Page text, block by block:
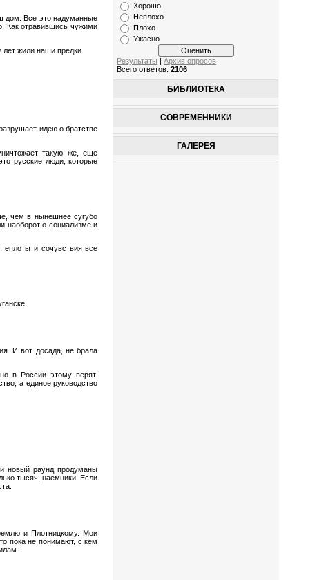
дом. Все это надуманные
Как отравившись чужими
жили наши предки.
идею о братстве
такую же, еще
русские люди, которые
чем в нынешнее сугубо
наоборот о социализме и
и сочувствия все
И вот досада, не брала
в России этому верят.
а единое руководство
новый раунд продуманы
тысяч, наемники. Если
и Плотницкому. Мои
пока не понимают, с кем
Хорошо
Неплохо
Плохо
Ужасно
Результаты |Архив опросов
Всего ответов:2106
БИБЛИОТЕКА
СОВРЕМЕННИКИ
ГАЛЕРЕЯ